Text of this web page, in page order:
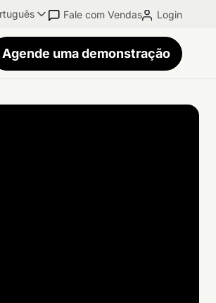
Fale com Vendas Login
Agende uma demonstração